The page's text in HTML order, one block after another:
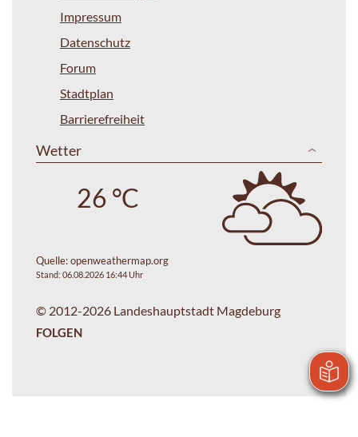
Impressum
Datenschutz
Forum
Stadtplan
Barrierefreiheit
Wetter
26 °C
Quelle:openweathermap.org
Stand: 06.08.2026 16:44 Uhr
© 2012-2026 Landeshauptstadt Magdeburg
FOLGEN